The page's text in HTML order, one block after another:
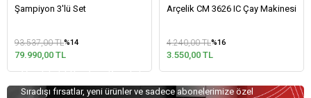
Set Arçelik CM 3626 IC Çay Makinesi Arçelik F 8542
Özel Teklifler İçin Kaydolun!
Sıradışı fırsatlar, yeni ürünler ve sadece abonelerimize özel